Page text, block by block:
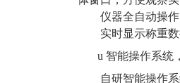
仪器全自动操
实时显示称重
u 智能操作系统
自研智能操作